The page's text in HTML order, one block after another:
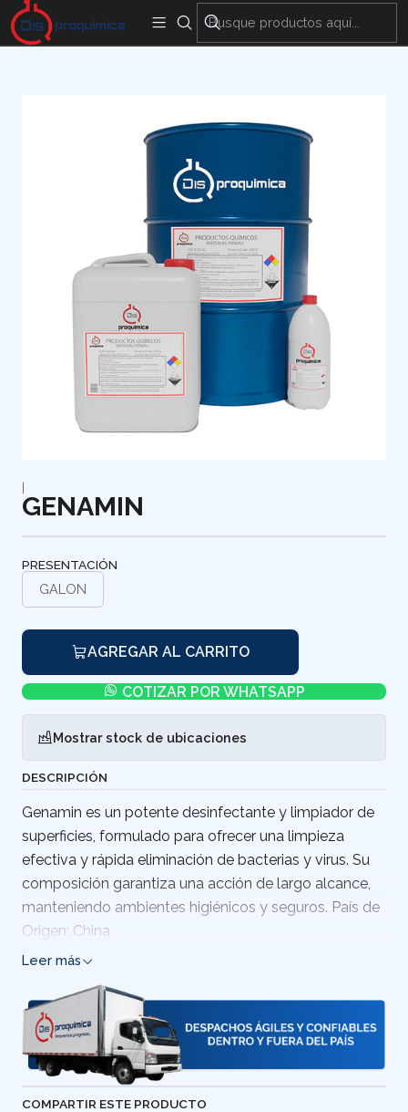
Inicio
|
GENAMIN
PRESENTACIÓN
GALON
AGREGAR AL CARRITO
COTIZAR POR WHATSAPP
Mostrar stock de ubicaciones
DESCRIPCIÓN
Genamin es un potente desinfectante y limpiador de
superficies, formulado para ofrecer una limpieza
efectiva y rápida eliminación de bacterias y virus. Su
composición garantiza una acción de largo alcance,
manteniendo ambientes higiénicos y seguros. País de
Origen: China
Leer más
COMPARTIR ESTE PRODUCTO